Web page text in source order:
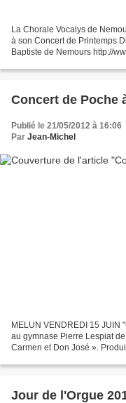
La Chorale Vocalys de
à son Concert de Printemps
Baptiste de Nemours http://
Concert de Poche
Publié le 21/05/2012 à 16:06
Par Jean-Michel
MELUN VENDREDI 15 JUIN
au gymnase Pierre Lespiat
Carmen et Don José ».
Jour de l'Orgue